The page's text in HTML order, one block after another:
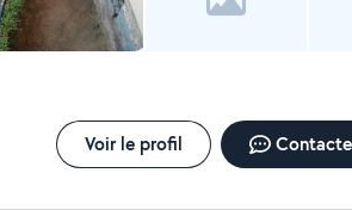
Voir le profil